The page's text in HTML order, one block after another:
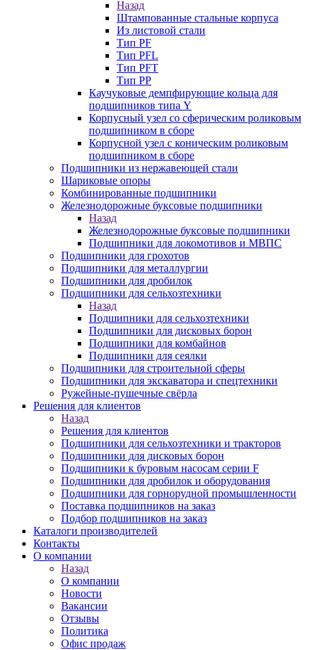
Назад
Штампованные стальные корпуса
Из листовой стали
Тип PF
Тип PFL
Тип PFT
Тип PP
Каучуковые демпфирующие кольца для
подшипников типа Y
Корпусный узел со сферическим роликовым
подшипником в сборе
Корпусной узел с коническим роликовым
подшипником в сборе
Подшипники из нержавеющей стали
Шариковые опоры
Комбинированные подшипники
Железнодорожные буксовые подшипники
Назад
Железнодорожные буксовые подшипники
Подшипники для локомотивов и МВПС
Подшипники для грохотов
Подшипники для металлургии
Подшипники для дробилок
Подшипники для сельхозтехники
Назад
Подшипники для сельхозтехники
Подшипники для дисковых борон
Подшипники для комбайнов
Подшипники для сеялки
Подшипники для строительной сферы
Подшипники для экскаватора и спецтехники
Ружейные-пушечные свёрла
Решения для клиентов
Назад
Решения для клиентов
Подшипники для сельхозтехники и тракторов
Подшипники для дисковых борон
Подшипники к буровым насосам серии F
Подшипники для дробилок и оборудования
Подшипники для горнорудной промышленности
Поставка подшипников на заказ
Подбор подшипников на заказ
Каталоги производителей
Контакты
О компании
Назад
О компании
Новости
Вакансии
Отзывы
Политика
Офис продаж